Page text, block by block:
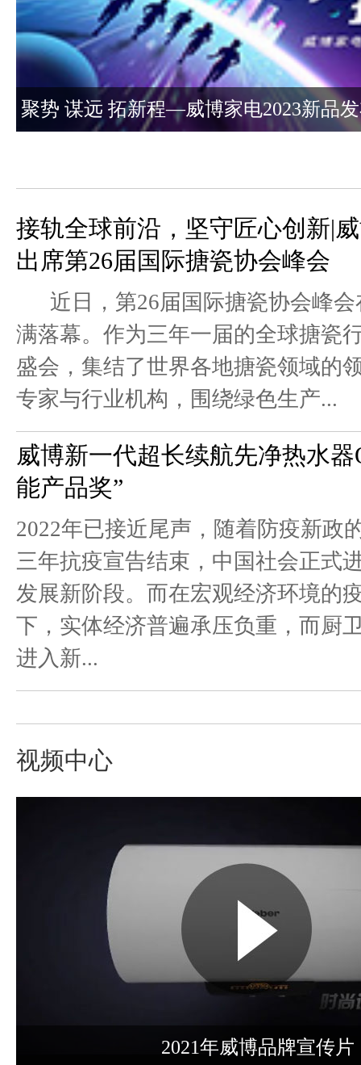
聚势 谋远 拓新程—威博家电2023新品
接轨全球前沿，坚守匠心创新|
出席第26届国际搪瓷协会峰会
近日，第26届国际搪瓷协会峰会
满落幕。作为三年一届的全球搪瓷
盛会，集结了世界各地搪瓷领域的
专家与行业机构，围绕绿色生产...
威博新一代超长续航先净热水器
能产品奖”
2022年已接近尾声，随着防疫新政
三年抗疫宣告结束，中国社会正式
发展新阶段。而在宏观经济环境的
下，实体经济普遍承压负重，而厨
进入新...
视频中心
2021年威博品牌宣传片